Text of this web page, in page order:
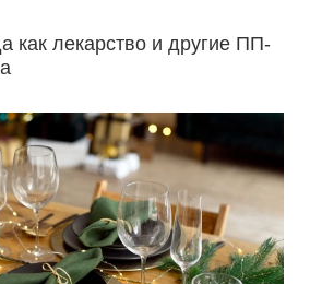
как лекарство и другие ПП-